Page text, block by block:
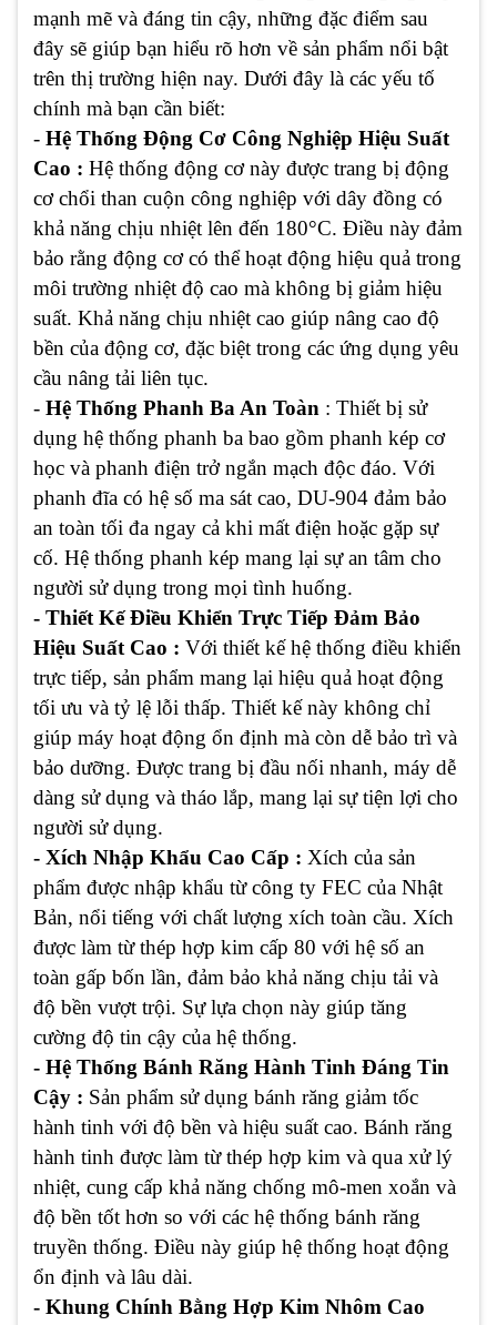
mạnh mẽ và đáng tin cậy, những đặc điểm sau
đây sẽ giúp bạn hiểu rõ hơn về sản phẩm nổi bật
trên thị trường hiện nay. Dưới đây là các yếu tố
chính mà bạn cần biết:
- Hệ Thống Động Cơ Công Nghiệp Hiệu Suất
Cao : Hệ thống động cơ này được trang bị động
cơ chổi than cuộn công nghiệp với dây đồng có
khả năng chịu nhiệt lên đến 180°C. Điều này đảm
bảo rằng động cơ có thể hoạt động hiệu quả trong
môi trường nhiệt độ cao mà không bị giảm hiệu
suất. Khả năng chịu nhiệt cao giúp nâng cao độ
bền của động cơ, đặc biệt trong các ứng dụng yêu
cầu nâng tải liên tục.
- Hệ Thống Phanh Ba An Toàn : Thiết bị sử
dụng hệ thống phanh ba bao gồm phanh kép cơ
học và phanh điện trở ngắn mạch độc đáo. Với
phanh đĩa có hệ số ma sát cao, DU-904 đảm bảo
an toàn tối đa ngay cả khi mất điện hoặc gặp sự
cố. Hệ thống phanh kép mang lại sự an tâm cho
người sử dụng trong mọi tình huống.
- Thiết Kế Điều Khiển Trực Tiếp Đảm Bảo
Hiệu Suất Cao : Với thiết kế hệ thống điều khiển
trực tiếp, sản phẩm mang lại hiệu quả hoạt động
tối ưu và tỷ lệ lỗi thấp. Thiết kế này không chỉ
giúp máy hoạt động ổn định mà còn dễ bảo trì và
bảo dưỡng. Được trang bị đầu nối nhanh, máy dễ
dàng sử dụng và tháo lắp, mang lại sự tiện lợi cho
người sử dụng.
- Xích Nhập Khẩu Cao Cấp : Xích của sản
phẩm được nhập khẩu từ công ty FEC của Nhật
Bản, nổi tiếng với chất lượng xích toàn cầu. Xích
được làm từ thép hợp kim cấp 80 với hệ số an
toàn gấp bốn lần, đảm bảo khả năng chịu tải và
độ bền vượt trội. Sự lựa chọn này giúp tăng
cường độ tin cậy của hệ thống.
- Hệ Thống Bánh Răng Hành Tinh Đáng Tin
Cậy : Sản phẩm sử dụng bánh răng giảm tốc
hành tinh với độ bền và hiệu suất cao. Bánh răng
hành tinh được làm từ thép hợp kim và qua xử lý
nhiệt, cung cấp khả năng chống mô-men xoắn và
độ bền tốt hơn so với các hệ thống bánh răng
truyền thống. Điều này giúp hệ thống hoạt động
ổn định và lâu dài.
- Khung Chính Bằng Hợp Kim Nhôm Cao